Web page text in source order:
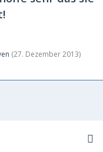
(27. Dezember 2013)